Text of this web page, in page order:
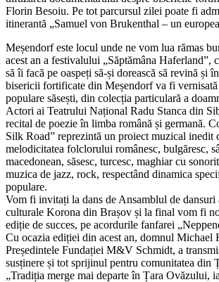
Florin Besoiu. Pe tot parcursul zilei poate fi
itinerantă „Samuel von Brukenthal – un
Meșendorf este locul unde ne vom lua rămas
acest an a festivalului „Săptămâna Haferland”,
să îi facă pe oaspeți să-și dorească să revină și
bisericii fortificate din Meșendorf va fi
populare săsești, din colecția particulară a
Actori ai Teatrului Național Radu Stanca din
recital de poezie în limba română și germană.
Silk Road” reprezintă un proiect muzical inedit
melodicitatea folclorului românesc, bulgăresc,
macedonean, săsesc, turcesc, maghiar cu
muzica de jazz, rock, respectând dinamica
populare.
Vom fi invitați la dans de Ansamblul de dansuri
culturale Korona din Brașov și la final vom fi
ediție de succes, pe acordurile fanfarei
Cu ocazia ediției din acest an, domnul Michael
Președintele Fundației M&V Schmidt, a
susținere și tot sprijinul pentru comunitatea din
„Tradiția merge mai departe în Țara Ovăzului,